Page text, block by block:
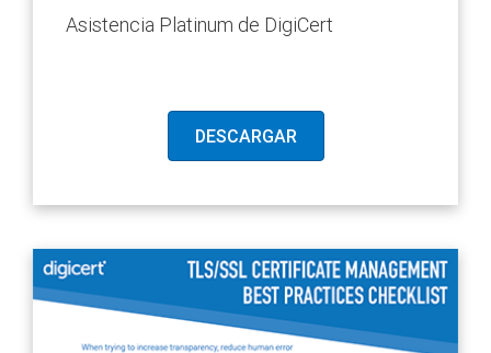
Asistencia Platinum de DigiCert
DESCARGAR